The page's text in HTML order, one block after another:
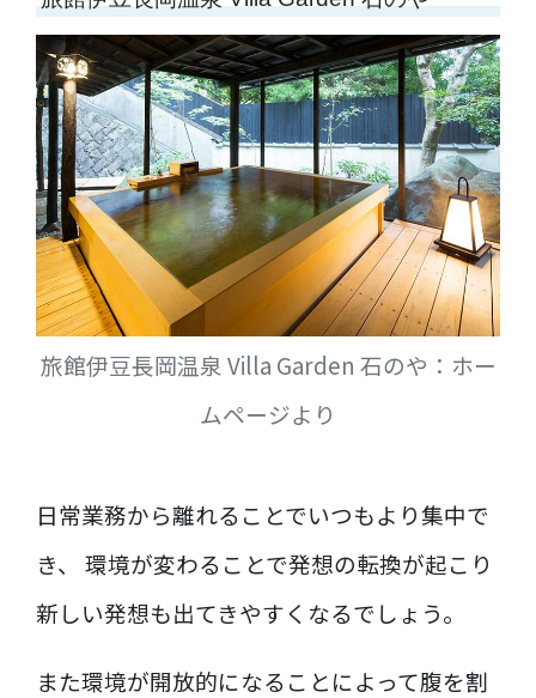
旅館伊豆長岡温泉 Villa Garden 石のや：ホー
ムページより
日常業務から離れることでいつもより集中で
き、 環境が変わることで発想の転換が起こり
新しい発想も出てきやすくなるでしょう。
また環境が開放的になることによって腹を割